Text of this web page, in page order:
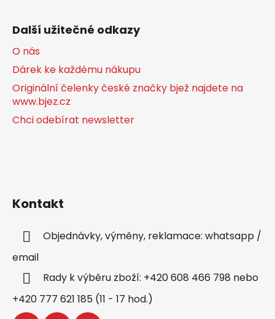
Další užitečné odkazy
O nás
Dárek ke každému nákupu
Originální čelenky české značky bjež najdete na
www.bjez.cz
Chci odebírat newsletter
Kontakt
Objednávky, výměny, reklamace: whatsapp /
email
Rady k výběru zboží: +420 608 466 798 nebo
+420 777 621 185 (11 - 17 hod.)